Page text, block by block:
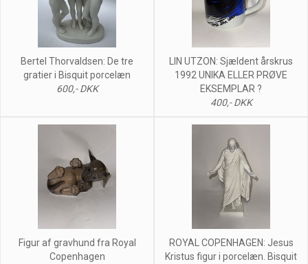
Bertel Thorvaldsen: De tre
gratier i Bisquit porcelæn
600,- DKK
LIN UTZON: Sjældent årskrus
1992 UNIKA ELLER PRØVE
EKSEMPLAR ?
400,- DKK
Figur af gravhund fra Royal
Copenhagen
ROYAL COPENHAGEN: Jesus
Kristus figur i porcelæn. Bisquit